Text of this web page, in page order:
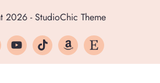
- StudioChic Theme